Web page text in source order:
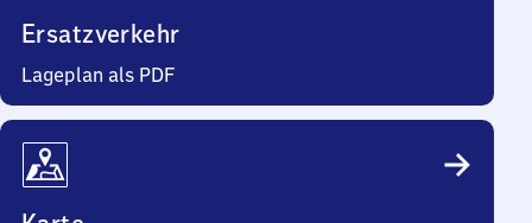
Ersatzverkehr
Lageplan als PDF